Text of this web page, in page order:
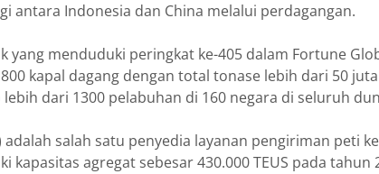
antara Indonesia dan China melalui perdagangan.
yang menduduki peringkat ke-405 dalam Fortune
kapal dagang dengan total tonase lebih dari 50
dari 1300 pelabuhan di 160 negara di seluruh
adalah salah satu penyedia layanan pengiriman
kapasitas agregat sebesar 430.000 TEUS pada tahun